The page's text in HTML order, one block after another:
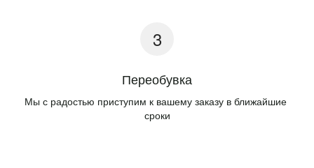
Переобувка
Мы с радостью приступим к вашему заказу в ближайшие
сроки